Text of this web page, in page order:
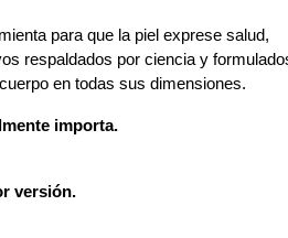
para que la piel exprese salud,
respaldados por ciencia y
en todas sus dimensiones.
importa.
versión.